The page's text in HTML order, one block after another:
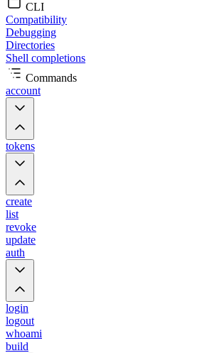
CLI
Compatibility
Debugging
Directories
Shell completions
Commands
account
tokens
create
list
revoke
update
auth
login
logout
whoami
build